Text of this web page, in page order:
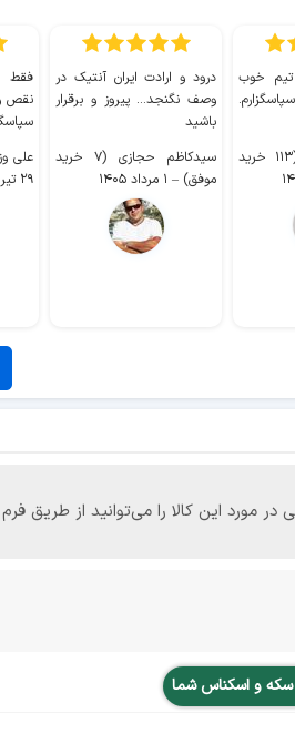
تیم خوب
ابوالفضل صالحی (۱۱۳ خرید
درود و ارادت ایران آنتیک در
وصف نگنجد... پیروز و برقرار
باشید
سیدکاظم حجازی (۷ خرید
موفق) – ۱ مرداد ۱۴۰۵
فقط
نقص
علی وزیری
۲۹ تیر ۱۴۰۵
در مورد این کالا را می‌توانید از
سکه و اسکناس شما